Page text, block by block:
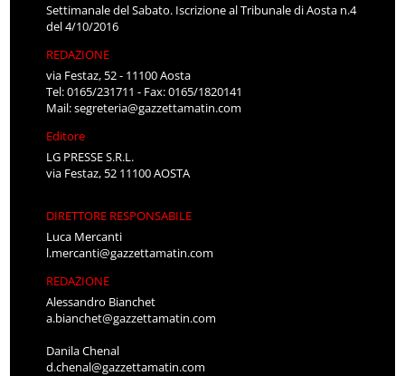
Settimanale del Sabato. Iscrizione al Tribunale di Aosta n.4
del 4/10/2016
REDAZIONE
via Festaz, 52 - 11100 Aosta
Tel: 0165/231711 - Fax: 0165/1820141
Mail:segreteria@gazzettamatin.com
Editore
LG PRESSE S.R.L.
via Festaz, 52 11100 AOSTA
DIRETTORE RESPONSABILE
Luca Mercanti
l.mercanti@gazzettamatin.com
REDAZIONE
Alessandro Bianchet
a.bianchet@gazzettamatin.com
Danila Chenal
d.chenal@gazzettamatin.com